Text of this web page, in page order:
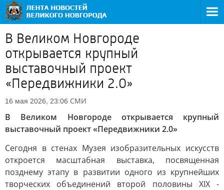
В Великом Новгороде
открывается крупный
выставочный проект
«Передвижники 2.0»
16 мая 2026, 23:06 СМИ
В Великом Новгороде открывается крупный
выставочный проект «Передвижники 2.0»
Сегодня в стенах Музея изобразительных искусств
откроется масштабная выставка, посвященная
позднему этапу в развитии одного из крупнейших
творческих объединений второй половины XIX -